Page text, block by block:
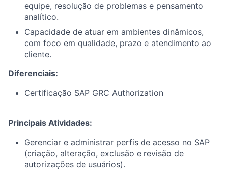
equipe, resolução de problemas e pensamento
analítico.
Capacidade de atuar em ambientes dinâmicos,
com foco em qualidade, prazo e atendimento ao
cliente.
Diferenciais:
Certificação SAP GRC Authorization
Principais Atividades:
Gerenciar e administrar perfis de acesso no SAP
(criação, alteração, exclusão e revisão de
autorizações de usuários).